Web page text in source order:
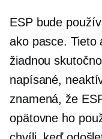
ESP bude
ako pasce. Tieto
žiadnou
napísané,
znamená, že
opätovne ho